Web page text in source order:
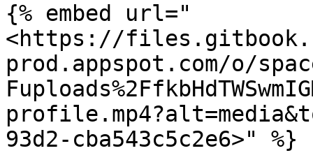
{% embed url="
<https://
prod.appspot.com/o/
93d2-cba543c5c2e6>" %}